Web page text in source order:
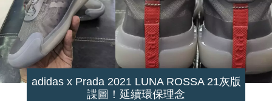
adidas x Prada 2021 LUNA ROSSA 21灰版
諜圖！延續環保理念